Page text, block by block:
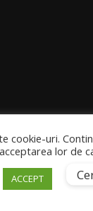
Sere Si Solarii
Pentru
cookie-uri.
lor de
ACCEPT